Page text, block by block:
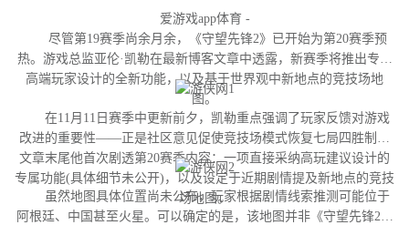
爱游戏app体育 -
尽管第19赛季尚余月余，《守望先锋2》已开始为第20赛季预
热。游戏总监亚伦·凯勒在最新博客文章中透露，新赛季将推出专为
高端玩家设计的全新功能，以及基于世界观中新地点的竞技场地
图。
在11月11日赛季中更新前夕，凯勒重点强调了玩家反馈对游戏
改进的重要性——正是社区意见促使竞技场模式恢复七局四胜制。
文章末尾他首次剧透第20赛季内容：一项直接采纳高玩建议设计的
专属功能(具体细节未公开)，以及设定于近期剧情提及新地点的竞技
场地图。
虽然地图具体位置尚未公布，玩家根据剧情线索推测可能位于
阿根廷、中国甚至火星。可以确定的是，该地图并非《守望先锋2》